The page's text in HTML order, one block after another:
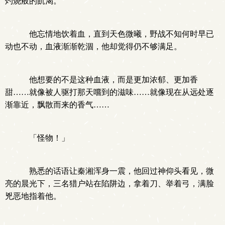
他忘情地饮着血，直到天色微曦，野战不知何时早已
动也不动，血液渐渐乾涸，他却觉得仍不够满足。
他想要的不是这种血液，而是更加浓郁、更加香
甜……就像被人驱打那天嚐到的滋味……就像现在从远处逐
渐靠近，飘散而来的香气……
「怪物！」
熟悉的话语让秦湘浑身一震，他回过神仰头看见，微
亮的晨光下，三名猎户站在陷阱边，拿着刀、举着弓，满脸
兇恶地指着他。